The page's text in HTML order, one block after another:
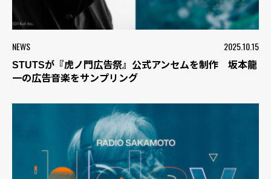
NEWS 2025.10.15
STUTSが『虎ノ門広告祭』公式アンセムを制作 坂本龍
一の広告音楽をサンプリング